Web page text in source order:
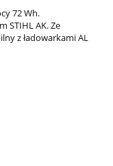
72 Wh.
STIHL AK. Ze
z ładowarkami AL